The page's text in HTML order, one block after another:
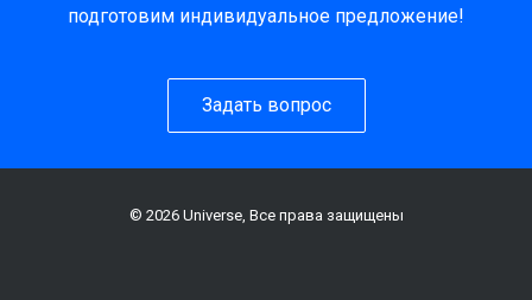
подготовим индивидуальное предложение!
Задать вопрос
© 2026 Universe, Все права защищены